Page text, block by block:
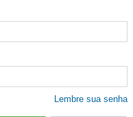
Lembre sua senha